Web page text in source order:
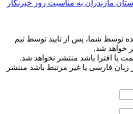
مازندران به مناسبت روز خبرنگار
توسط شما، پس از تایید توسط تیم
خواهد شد.
یا افترا باشد منتشر نخواهد شد.
زبان فارسی یا غیر مرتبط باشد منتشر